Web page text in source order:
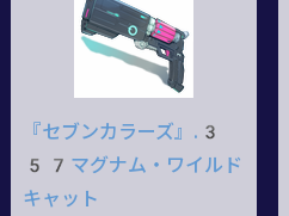
『セブンカラーズ』.3
57マグナム・ワイルド
キャット